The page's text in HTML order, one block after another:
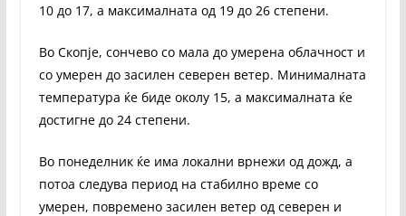
10 до 17, а максималната од 19 до 26 степени.
Во Скопје, сончево со мала до умерена облачност и
со умерен до засилен северен ветер. Минималната
температура ќе биде околу 15, а максималната ќе
достигне до 24 степени.
Во понеделник ќе има локални врнежи од дожд, а
потоа следува период на стабилно време со
умерен, повремено засилен ветер од северен и